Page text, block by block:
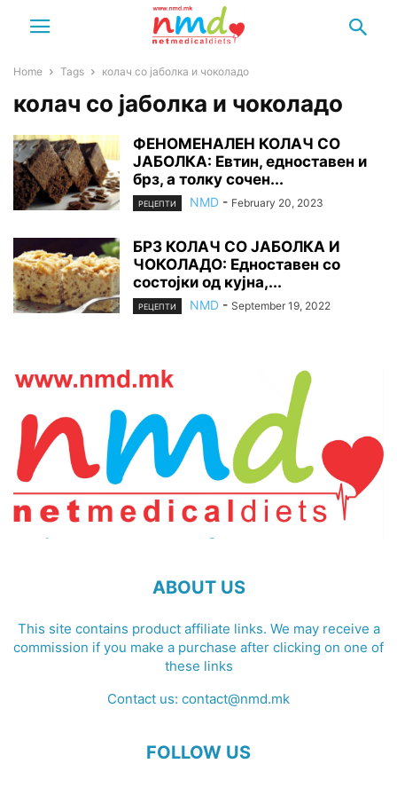
Home Tags колач со јаболка и чоколадо
колач со јаболка и чоколадо
ФЕНОМЕНАЛЕН КОЛАЧ СО
ЈАБОЛКА: Евтин, едноставен и
брз, а толку сочен...
РЕЦЕПТИ NMD - February 20, 2023
БРЗ КОЛАЧ СО ЈАБОЛКА И
ЧОКОЛАДО: Едноставен со
состојки од кујна,...
РЕЦЕПТИ NMD - September 19, 2022
ABOUT US
This site contains product affiliate links. We may receive a
commission if you make a purchase after clicking on one of
these links
Contact us: contact@nmd.mk
FOLLOW US